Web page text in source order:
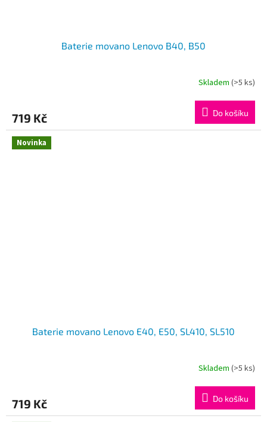
Baterie movano Lenovo B40, B50
Skladem (>5 ks)
719 Kč Do košíku
Novinka
Baterie movano Lenovo E40, E50, SL410, SL510
Skladem (>5 ks)
719 Kč Do košíku